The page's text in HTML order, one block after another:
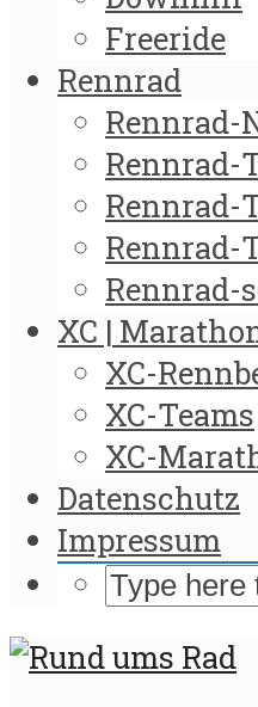
Freeride
Rennrad
Rennrad-
Rennrad-
Rennrad-
Rennrad-
Rennrad-
XC |
XC-
XC-Teams
XC-
Datenschutz
Impressum